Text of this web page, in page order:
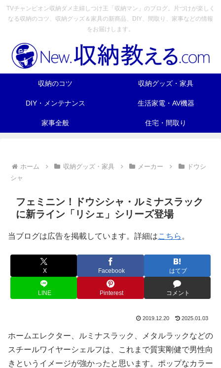
TVチャンピオン収納ダメ主婦しつけ王「収納マン」のブログ。片づけが楽しく
なる収納のコツ、収納グッズ＆家具の新商品、DIY、間取り、家事などの情報
をお届けします。
収納のコツ 収納グッズ・家具
DIY・メンテナンス 生活家電・AV機器
家事全般 住宅・間取り
ホーム 収納グッズ・家具 メーカー
ドウシ
シャ
フェミニン！ドウシシャ・ルミナスラック
に新ライン「リシェ」シリーズ登場
当ブログは広告を掲載しています。詳細はこちら 。
X Facebook はてブ
LINE Pinterest コメント
2019.12.20 2025.01.03
ホームエレクター、ルミナスラック、メタルラックなどの
スチールワイヤーシェルフは、これまで質実剛健で男性向
きというイメージが強かったと思います。ポップなカラー